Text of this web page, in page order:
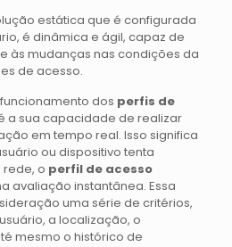
estática que é configurada
é dinâmica e ágil, capaz de
às mudanças nas condições da
de acesso.
dos perfis de
a sua capacidade de realizar
em tempo real. Isso significa
ou dispositivo tenta
o perfil de acesso
avaliação instantânea. Essa
uma série de critérios,
a localização, o
mesmo o histórico de